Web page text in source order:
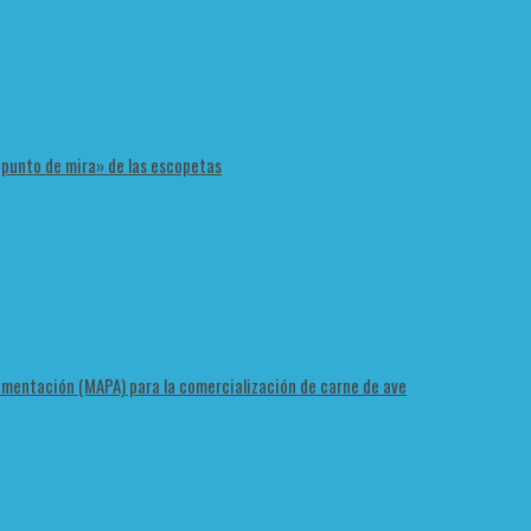
de mira» de las escopetas
(MAPA) para la comercialización de carne de ave